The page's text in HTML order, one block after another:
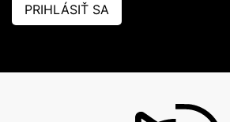
PRIHLÁSIŤ SA